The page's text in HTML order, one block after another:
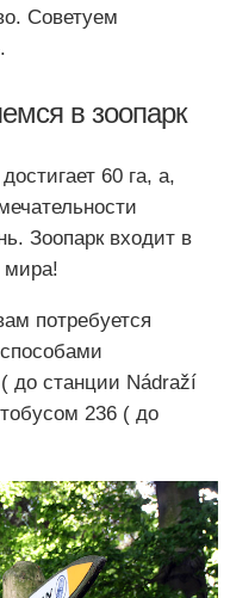
Советуем
в зоопарк
60 га, а,
Зоопарк входит в
мира!
потребуется
до станции Nádraží
236 ( до